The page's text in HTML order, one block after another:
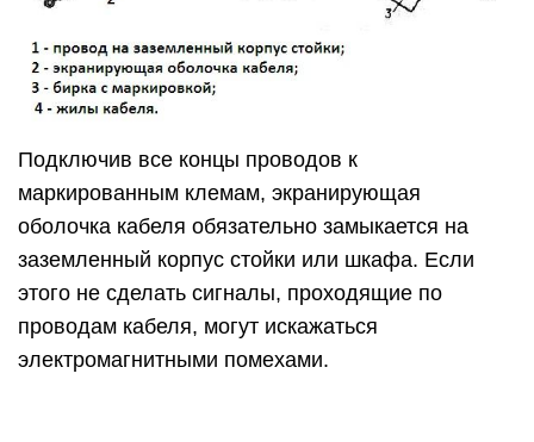
Подключив все концы проводов к
маркированным клемам, экранирующая
оболочка кабеля обязательно замыкается на
заземленный корпус стойки или шкафа. Если
этого не сделать сигналы, проходящие по
проводам кабеля, могут искажаться
электромагнитными помехами.